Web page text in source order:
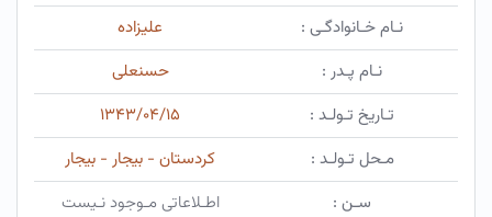
نـام خـانوادگـی :
علیزاده
نـام پـدر :
حسنعلی
تـاریخ تـولـد :
۱۳۴۳/۰۴/۱۵
مـحل تـولـد :
کردستان - بیجار - بیجار
سـن :
اطـلاعاتی مـوجود نـیست